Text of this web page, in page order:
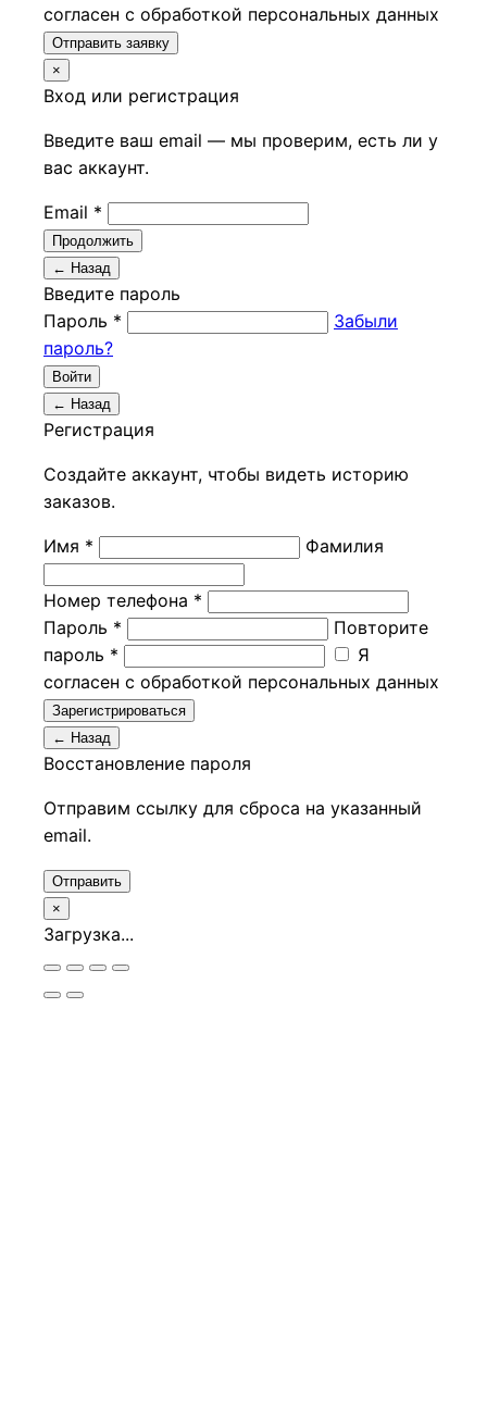
согласен с обработкой персональных данных
Отправить заявку
×
Вход или регистрация
Введите ваш email — мы проверим, есть ли у
вас аккаунт.
Email *
Продолжить
← Назад
Введите пароль
Пароль *
Забыли
пароль?
Войти
← Назад
Регистрация
Создайте аккаунт, чтобы видеть историю
заказов.
Имя * Фамилия
Номер телефона *
Пароль *
Повторите
пароль *
Я
согласен с обработкой персональных данных
Зарегистрироваться
← Назад
Восстановление пароля
Отправим ссылку для сброса на указанный
email.
Отправить
×
Загрузка...